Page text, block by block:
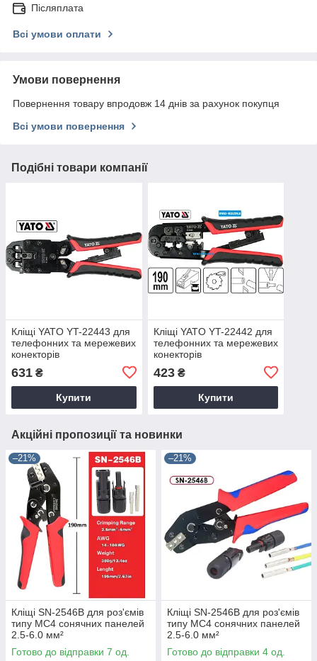
Післяплата
Всі умови оплати
Умови повернення
Повернення товару впродовж 14 днів за рахунок покупця
Всі умови повернення
Подібні товари компанії
Кліщі YATO YT-22443 для
телефонних та мережевих
конекторів
631 ₴
Купити
Кліщі YATO YT-22442 для
телефонних та мережевих
конекторів
423₴
Купити
Акційні пропозиції та новинки
–21%
Кліщі SN-2546B для роз'ємів
типу MC4 сонячних панелей
2.5-6.0 мм²
Готово до відправки 7 од.
–21%
Кліщі SN-2546B для роз'ємів
типу MC4 сонячних панелей
2.5-6.0 мм²
Готово до відправки 4 од.